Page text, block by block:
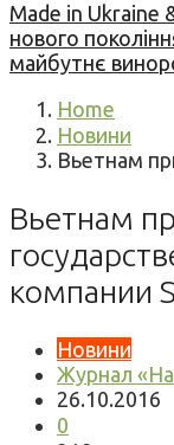
Made in Ukraine
нового
майбутнє
Home
Новини
Вьетнам
Вьетнам
компании
Новини
Журнал
26.10.2016
0